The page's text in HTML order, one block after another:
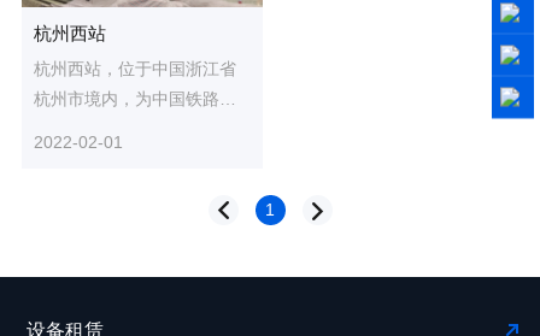
杭州西站
杭州西站，位于中国浙江省
杭州市境内，为中国铁路上
2022-02-01
1
设备租赁